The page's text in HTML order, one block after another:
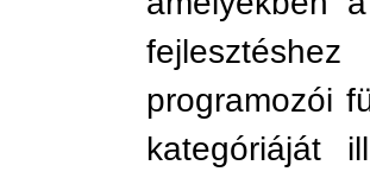
programozói
kategóriáját